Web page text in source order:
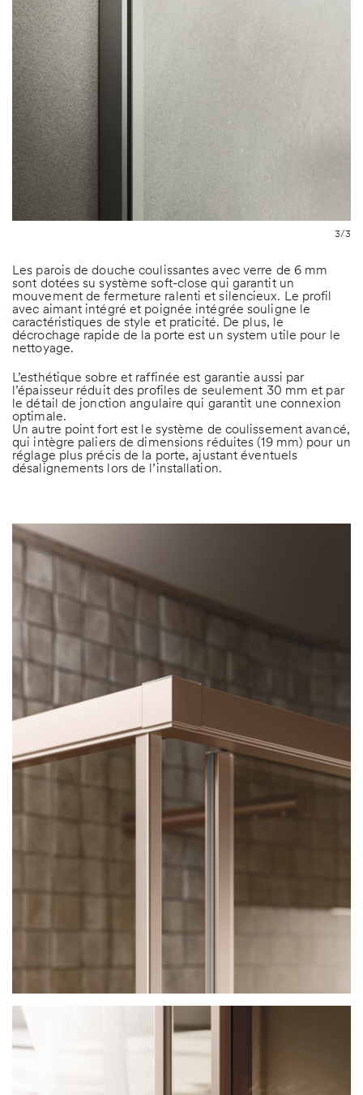
3/3
Les parois de douche coulissantes avec verre de 6 mm
sont dotées su système soft-close qui garantit un
mouvement de fermeture ralenti et silencieux. Le profil
avec aimant intégré et poignée intégrée souligne le
caractéristiques de style et praticité. De plus, le
décrochage rapide de la porte est un system utile pour le
nettoyage.
L’esthétique sobre et raffinée est garantie aussi par
l’épaisseur réduit des profiles de seulement 30 mm et par
le détail de jonction angulaire qui garantit une connexion
optimale.
Un autre point fort est le système de coulissement avancé,
qui intègre paliers de dimensions réduites (19 mm) pour un
réglage plus précis de la porte, ajustant éventuels
désalignements lors de l’installation.
Aux termes et aux fins des articles 7, 13, 15 et suivants du Règl. (UE) 2016/679,
je déclare avoir pris connaissance des → Informations sur le Traitement des
Données Personnelles aux fins de prise de contact.
Je suis d’accord